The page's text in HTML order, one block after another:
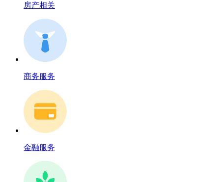
房产相关
商务服务
金融服务